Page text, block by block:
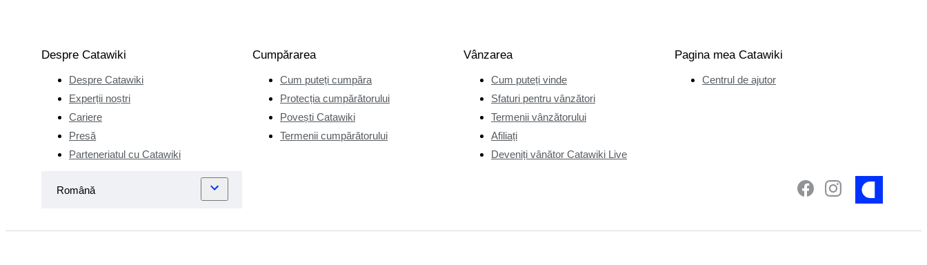
Despre Catawiki
Despre Catawiki
Experții noștri
Cariere
Presă
Parteneriatul cu Catawiki
Cumpărarea
Cum puteți cumpăra
Protecția cumpărătorului
Povești Catawiki
Termenii cumpărătorului
Vânzarea
Cum puteți vinde
Sfaturi pentru vânzători
Termenii vânzătorului
Afiliați
Deveniți vânător Catawiki Live
Pagina mea Catawiki
Centrul de ajutor